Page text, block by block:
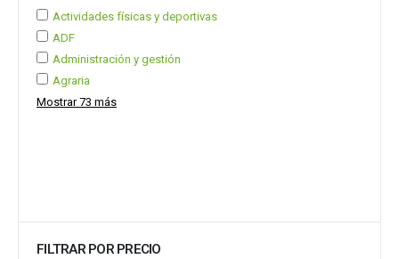
Actividades físicas y deportivas
ADF
Administración y gestión
Agraria
Mostrar 73 más
FILTRAR POR PRECIO